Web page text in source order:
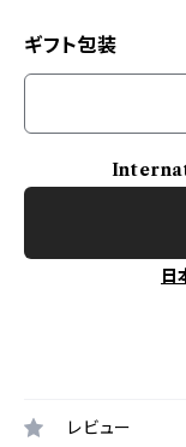
ギフト包装
日
レビュー